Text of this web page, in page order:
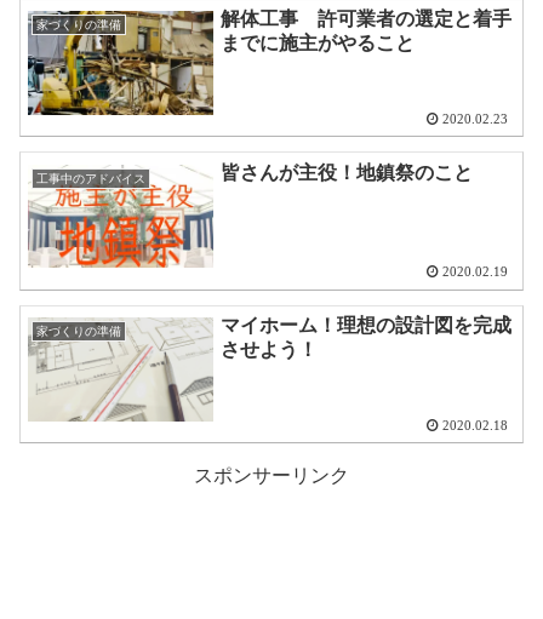
家づくりの準備
解体工事 許可業者の選定と着手
までに施主がやること
2020.02.23
工事中のアドバイス 皆さんが主役！地鎮祭のこと
2020.02.19
家づくりの準備
マイホーム！理想の設計図を完成
させよう！
2020.02.18
スポンサーリンク